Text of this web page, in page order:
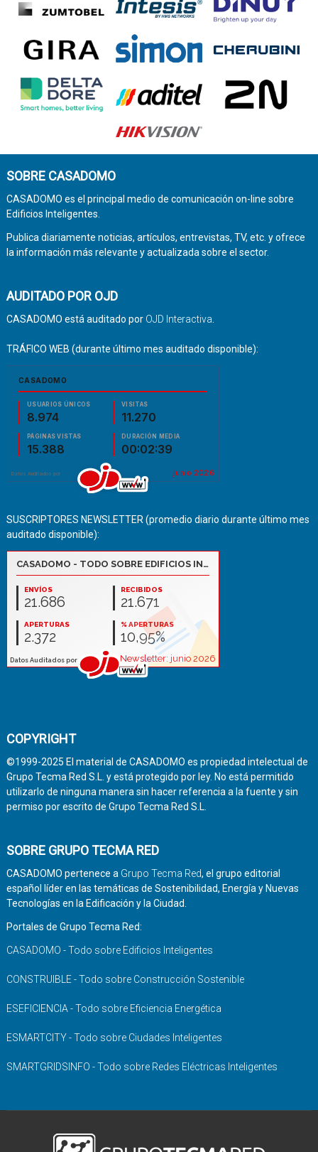
SOBRE CASADOMO
CASADOMO es el principal medio de comunicación on-line sobre
Edificios Inteligentes.
Publica diariamente noticias, artículos, entrevistas, TV, etc. y ofrece
la información más relevante y actualizada sobre el sector.
AUDITADO POR OJD
CASADOMO está auditado por OJD Interactiva
TRÁFICO WEB (durante último mes auditado disponible):
SUSCRIPTORES NEWSLETTER (promedio diario durante último mes
auditado disponible):
COPYRIGHT
©1999-2025 El material de CASADOMO es propiedad intelectual de
Grupo Tecma Red S.L. y está protegido por ley. No está permitido
utilizarlo de ninguna manera sin hacer referencia a la fuente y sin
permiso por escrito de Grupo Tecma Red S.L.
SOBRE GRUPO TECMA RED
CASADOMO pertenece a Grupo Tecma Red, el grupo editorial
español líder en las temáticas de Sostenibilidad, Energía y Nuevas
Tecnologías en la Edificación y la Ciudad.
Portales de Grupo Tecma Red:
CASADOMO - Todo sobre Edificios Inteligentes
CONSTRUIBLE - Todo sobre Construcción Sostenible
ESEFICIENCIA - Todo sobre Eficiencia Energética
ESMARTCITY - Todo sobre Ciudades Inteligentes
SMARTGRIDSINFO - Todo sobre Redes Eléctricas Inteligentes